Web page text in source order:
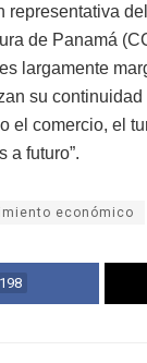
representativa
de Panamá
largamente
su
el comercio, el
a futuro”.
económico
198